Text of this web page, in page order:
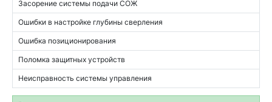
Засорение системы подачи СОЖ
Ошибки в настройке глубины сверления
Ошибка позиционирования
Поломка защитных устройств
Неисправность системы управления